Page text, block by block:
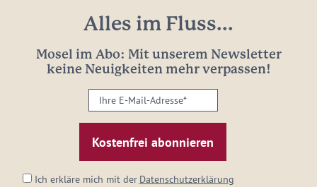
Alles im Fluss...
Mosel im Abo: Mit unserem Newsletter
keine Neuigkeiten mehr verpassen!
Ihre
E-
Mail-
Adresse:
Ich erkläre mich mit der Datenschutzerklärung